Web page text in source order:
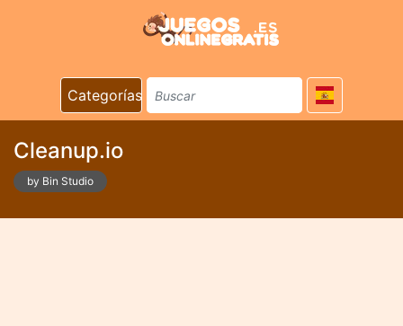
Categorías
Cleanup.io
by Bin Studio